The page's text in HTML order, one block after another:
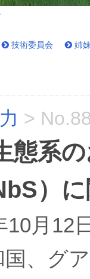
技術委員会 姉
>
態系
）
10月12
国、グ